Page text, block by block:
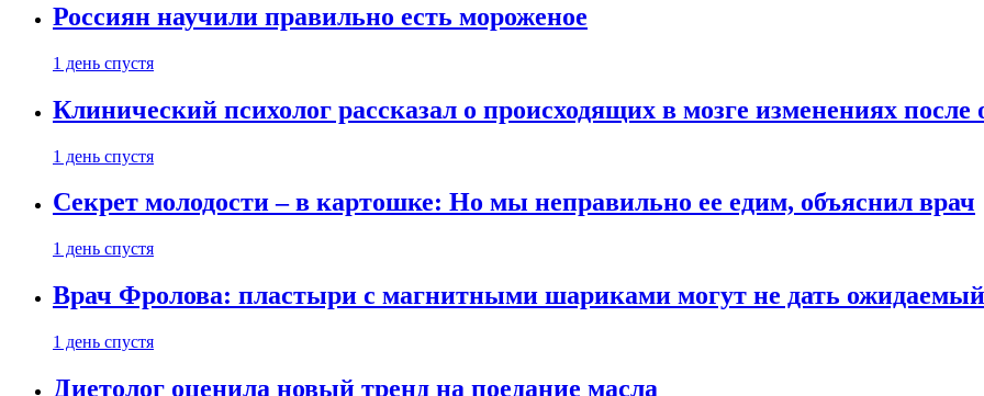
Россиян научили правильно есть мороженое
1 день спустя
Клинический психолог рассказал о происходящих в мозге изменениях после
1 день спустя
Секрет молодости – в картошке: Но мы неправильно ее едим, объяснил врач
1 день спустя
Врач Фролова: пластыри с магнитными шариками могут не дать
1 день спустя
Диетолог оценила новый тренд на поедание масла